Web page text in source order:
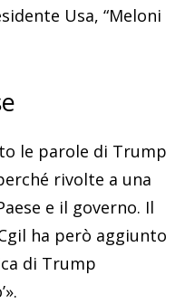
Usa, “Meloni
le parole di Trump
rivolte a una
e il governo. Il
ha però aggiunto
di Trump